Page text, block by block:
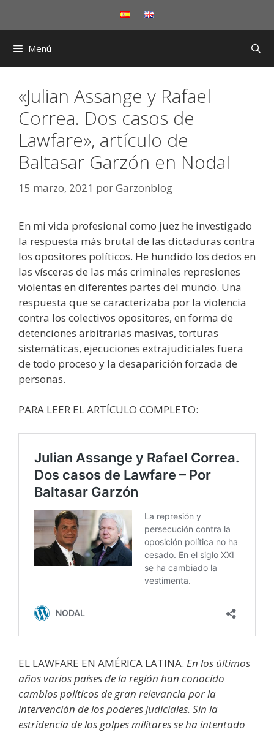
Menú
«Julian Assange y Rafael
Correa. Dos casos de
Lawfare», artículo de
Baltasar Garzón en Nodal
15 marzo, 2021 porGarzonblog
En mi vida profesional como juez he investigado
la respuesta más brutal de las dictaduras contra
los opositores políticos. He hundido los dedos en
las vísceras de las más criminales represiones
violentas en diferentes partes del mundo. Una
respuesta que se caracterizaba por la violencia
contra los colectivos opositores, en forma de
detenciones arbitrarias masivas, torturas
sistemáticas, ejecuciones extrajudiciales fuera
de todo proceso y la desaparición forzada de
personas.
PARA LEER EL ARTÍCULO COMPLETO:
EL LAWFARE EN AMÉRICA LATINA. En los últimos
años varios países de la región han conocido
cambios políticos de gran relevancia por la
intervención de los poderes judiciales. Sin la
estridencia de los golpes militares se ha intentado